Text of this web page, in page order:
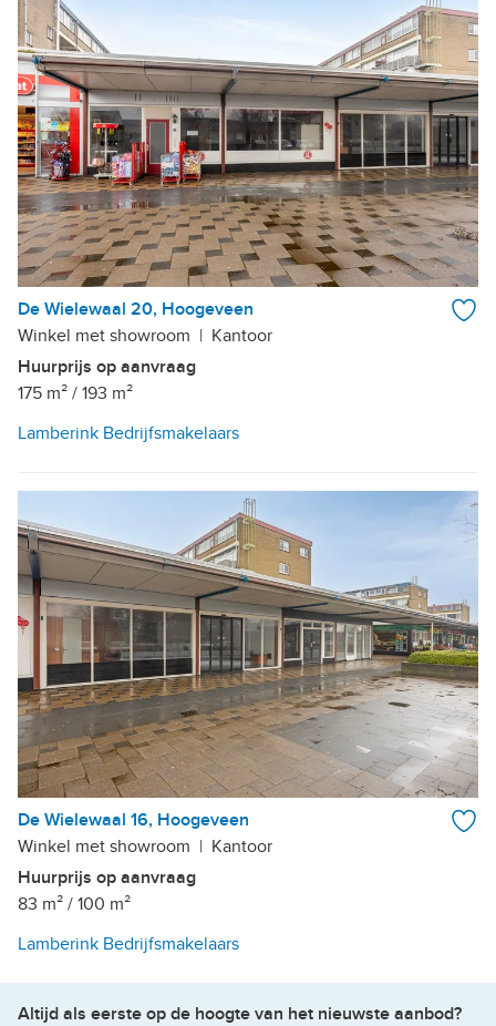
De Wielewaal 20, Hoogeveen
Winkel met showroom | Kantoor
Huurprijs op aanvraag
175 m² / 193 m²
Lamberink Bedrijfsmakelaars
De Wielewaal 16, Hoogeveen
Winkel met showroom | Kantoor
Huurprijs op aanvraag
83 m² / 100 m²
Lamberink Bedrijfsmakelaars
Altijd als eerste op de hoogte van het nieuwste aanbod?